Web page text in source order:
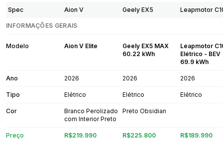
Spec Aion V Geely EX5 Leapmotor
INFORMAÇÕES GERAIS
Modelo Aion V Elite
Geely EX5 MAX
60.22 kWh
Leapmotor
Elétrico - BEV
69.9 kWh
Ano 2026 2026 2026
Tipo Elétrico Elétrico Elétrico
Cor
Branco Perolizado
com Interior Preto
Preto Obsidian
Preço R$219.990 R$225.800 R$189.990